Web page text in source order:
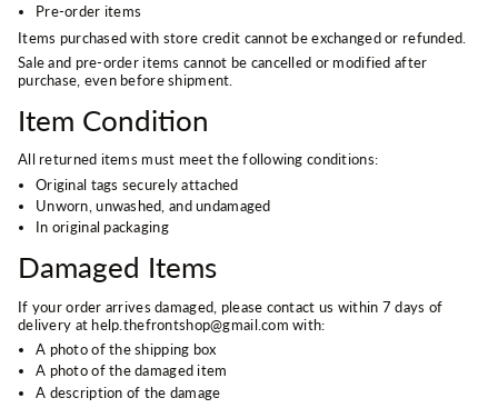
Pre-order items
Items purchased with store credit cannot be exchanged or refunded.
Sale and pre-order items cannot be cancelled or modified after
purchase, even before shipment.
Item Condition
All returned items must meet the following conditions:
Original tags securely attached
Unworn, unwashed, and undamaged
In original packaging
Damaged Items
If your order arrives damaged, please contact us within 7 days of
delivery at help.thefrontshop@gmail.com with:
A photo of the shipping box
A photo of the damaged item
A description of the damage